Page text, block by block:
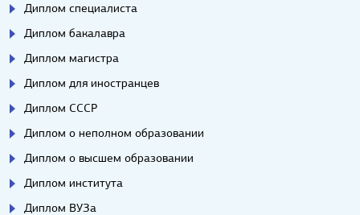
Диплом специалиста
Диплом бакалавра
Диплом магистра
Диплом для иностранцев
Диплом СССР
Диплом о неполном образовании
Диплом о высшем образовании
Диплом института
Диплом ВУЗа